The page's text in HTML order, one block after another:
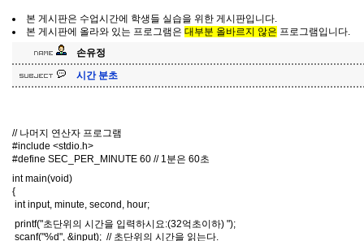
본 게시판은 수업시간에 학생들 실습을 위한 게시판입니다.
본 게시판에 올라와 있는 프로그램은 대부분 올바르지 않은 프로그램입니다.
손유정
시간 분초
// 나머지 연산자 프로그램
#include <stdio.h>
#define SEC_PER_MINUTE 60 // 1분은 60초
int main(void)
{
int input, minute, second, hour;
printf("초단위의 시간을 입력하시요:(32억초이하) ");
scanf("%d", &input); // 초단위의 시간을 읽는다.